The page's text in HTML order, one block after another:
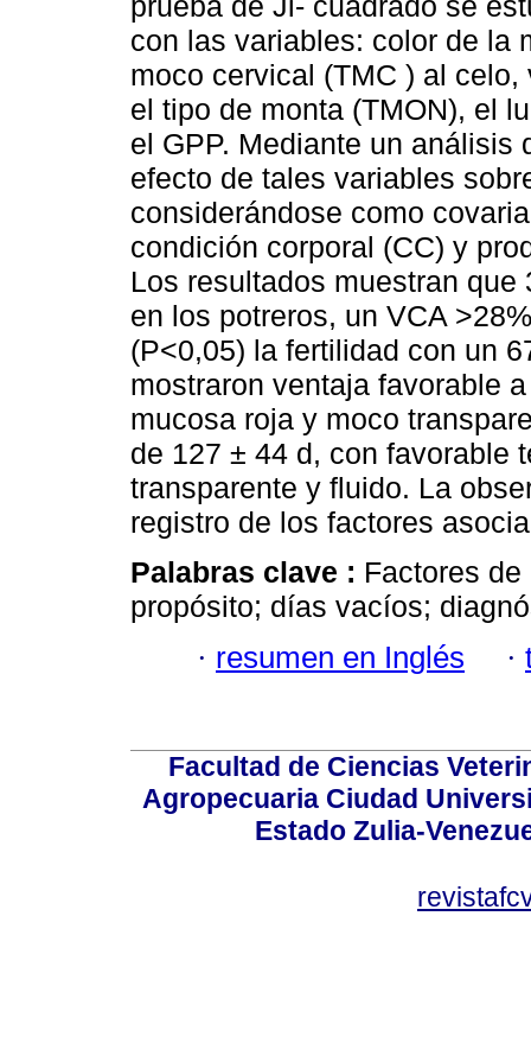
con las variables: color de la
moco cervical (TMC ) al
el tipo de monta (TMON), el
el GPP. Mediante un análisis
efecto de tales variables
considerándose como
condición corporal (CC) y
Los resultados muestran
en los potreros, un VCA
(P<0,05) la fertilidad con un
mostraron ventaja favorable
mucosa roja y moco
de 127 ± 44 d, con favorable
transparente y fluido. La
registro de los factores
Palabras clave : Factores
propósito; días vacíos;
· resumen en Inglés ·
Facultad de Ciencias
Agropecuaria Ciudad
Estado Zulia-